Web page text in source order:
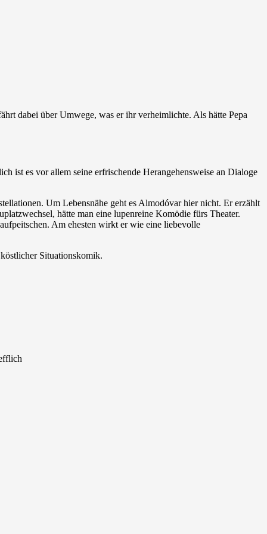
dabei über Umwege, was er ihr verheimlichte. Als hätte Pepa
ist es vor allem seine erfrischende Herangehensweise an Dialoge
Um Lebensnähe geht es Almodóvar hier nicht. Er erzählt
hätte man eine lupenreine Komödie fürs Theater.
Am ehesten wirkt er wie eine liebevolle
Situationskomik.